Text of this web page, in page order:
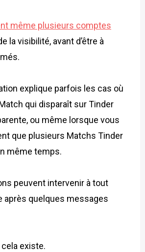
même plusieurs comptes
la visibilité, avant d’être à
explique parfois les cas où
qui disparaît sur Tinder
ou même lorsque vous
que plusieurs Matchs Tinder
même temps.
peuvent intervenir à tout
après quelques messages
cela existe.